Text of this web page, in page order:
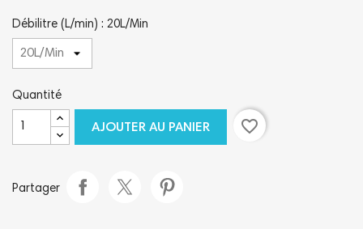
Débilitre (L/min) : 20L/Min
Quantité
AJOUTER AU PANIER favorite_border
Partager